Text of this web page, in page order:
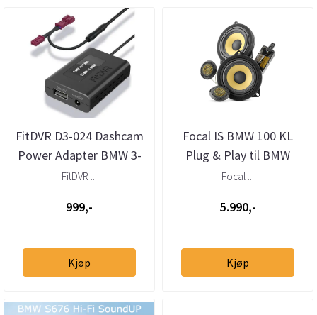
FitDVR D3-024 Dashcam
Power Adapter BMW 3-
pin
FitDVR ...
999,-
Kjøp
Focal IS BMW 100 KL
Plug & Play til BMW
Focal ...
5.990,-
Kjøp